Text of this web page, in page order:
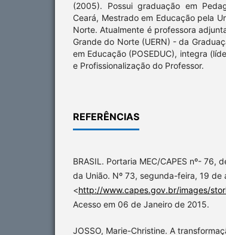
(2005). Possui graduação em
Ceará, Mestrado em Educação pela
Norte. Atualmente é professora
Grande do Norte (UERN) - da
em Educação (POSEDUC), integra
e Profissionalização do Professor.
REFERÊNCIAS
BRASIL. Portaria MEC/CAPES nº- 76,
da União. Nº 73, segunda-feira, 19 de
<http://www.capes.gov.br/images/
Acesso em 06 de Janeiro de 2015.
JOSSO, Marie-Christine. A